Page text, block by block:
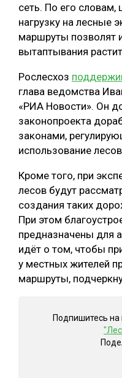
сеть. По его словам,
нагрузку на лесные
маршруты позволят
вытаптывания
Рослесхоз
глава ведомства
«РИА Новости». Он
законопроекта
законами,
использование
Кроме того, при
лесов будут
создания таких
При этом
предназначены для
идёт о том, чтобы
у местных жителей
маршруты,
Подпишитесь на